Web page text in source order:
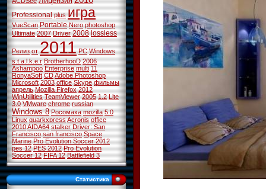
Professional plus игра
VueScan Portable Nero photoshop
Ultimate 2007 Driver 2008 lossless
Релиз от 2011 PC Windows
s.t.a.l.k.e.r BrotherhooD 2006
Ashampoo Enterprise multi 11
RonyaSoft CDAdobe Photoshop
Microsoft 2003 office Skype фильмы
апрель Mozilla Firefox 2012
WinUtilities TeamViewer 2005 1.2 Lite
3.0 VMware chrome russian
Windows 8 Росомаха mozilla 5.0
Linux quarkxpressAcronis office
2010AIDA64 stalker Driver: San
Francisco san francisco Space
Marine Pro Evolution Soccer 2012
pes 12 PES 2012 Pro Evolution
Soccer 12 FIFA 12 Battlefield 3
Статистика